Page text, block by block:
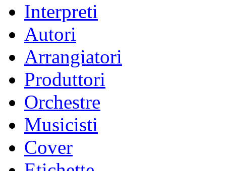
Interpreti
Autori
Arrangiatori
Produttori
Orchestre
Musicisti
Cover